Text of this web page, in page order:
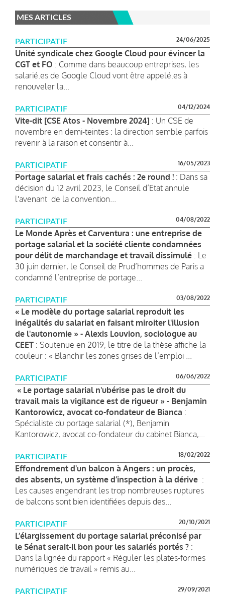
MES ARTICLES
PARTICIPATIF 24/06/2025
Unité syndicale chez Google Cloud pour évincer la
CGT et FO : Comme dans beaucoup entreprises, les
salarié.es de Google Cloud vont être appelé.es à
renouveler la...
PARTICIPATIF 04/12/2024
Vite-dit [CSE Atos - Novembre 2024] : Un CSE de
novembre en demi-teintes : la direction semble parfois
revenir à la raison et consentir à...
PARTICIPATIF 16/05/2023
Portage salarial et frais cachés : 2e round ! : Dans sa
décision du 12 avril 2023, le Conseil d’Etat annule
l'avenant de la convention...
PARTICIPATIF 04/08/2022
Le Monde Après et Carventura : une entreprise de
portage salarial et la société cliente condamnées
pour délit de marchandage et travail dissimulé : Le
30 juin dernier, le Conseil de Prud’hommes de Paris a
condamné l’entreprise de portage...
PARTICIPATIF 03/08/2022
« Le modèle du portage salarial reproduit les
inégalités du salariat en faisant miroiter l'illusion
de l'autonomie » - Alexis Louvion, sociologue au
CEET : Soutenue en 2019, le titre de la thèse affiche la
couleur : « Blanchir les zones grises de l’emploi ...
PARTICIPATIF 06/06/2022
« Le portage salarial n'ubérise pas le droit du
travail mais la vigilance est de rigueur » - Benjamin
Kantorowicz, avocat co-fondateur de Bianca :
Spécialiste du portage salarial (*), Benjamin
Kantorowicz, avocat co-fondateur du cabinet Bianca,...
PARTICIPATIF 18/02/2022
Effondrement d'un balcon à Angers : un procès,
des absents, un système d’inspection à la dérive :
Les causes engendrant les trop nombreuses ruptures
de balcons sont bien identifiées depuis des...
PARTICIPATIF 20/10/2021
L’élargissement du portage salarial préconisé par
le Sénat serait-il bon pour les salariés portés ? :
Dans la lignée du rapport « Réguler les plates-formes
numériques de travail » remis au...
PARTICIPATIF 29/09/2021